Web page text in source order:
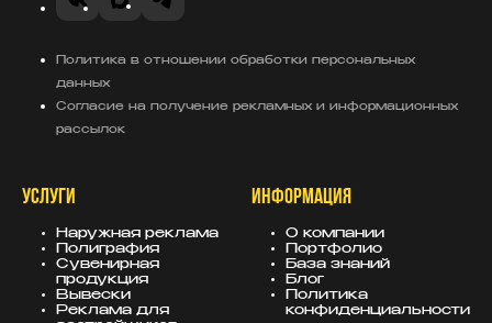
VK MAXTelegram
Политика в отношении обработки персональных
данных
Согласие на получение рекламных и информационных
рассылок
УСЛУГИ
Наружная реклама
Полиграфия
Сувенирная
продукция
Вывески
Реклама для
ИНФОРМАЦИЯ
О компании
Портфолио
База знаний
Блог
Политика
конфиденциальности